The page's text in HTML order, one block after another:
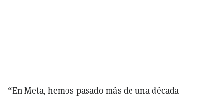
“En Meta, hemos pasado más de una década